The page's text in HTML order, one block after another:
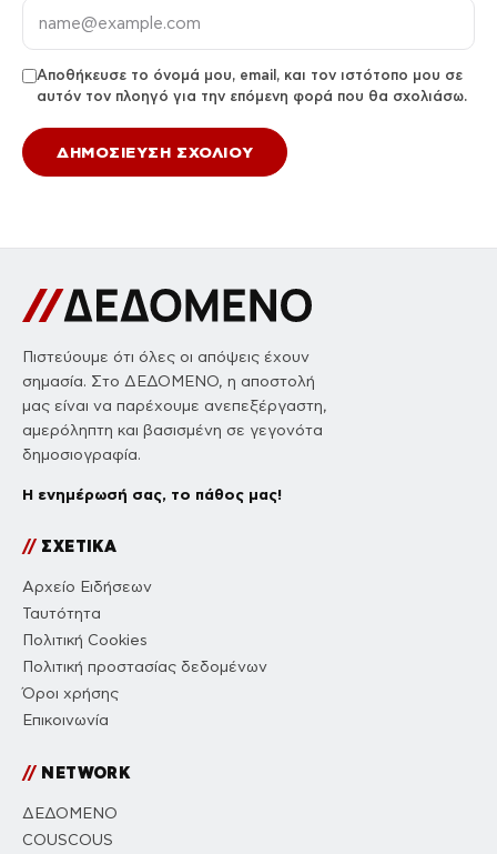
Αποθήκευσε το όνομά μου, email, και τον ιστότοπο μου σε
αυτόν τον πλοηγό για την επόμενη φορά που θα σχολιάσω.
Πιστεύουμε ότι όλες οι απόψεις έχουν
σημασία. Στο ΔΕΔΟΜΕΝΟ, η αποστολή
μας είναι να παρέχουμε ανεπεξέργαστη,
αμερόληπτη και βασισμένη σε γεγονότα
δημοσιογραφία.
Η ενημέρωσή σας, το πάθος μας!
//ΣΧΕΤΙΚΑ
Αρχείο Ειδήσεων
Ταυτότητα
Πολιτική Cookies
Πολιτική προστασίας δεδομένων
Όροι χρήσης
Επικοινωνία
//NETWORK
ΔΕΔΟΜΕΝΟ
COUSCOUS